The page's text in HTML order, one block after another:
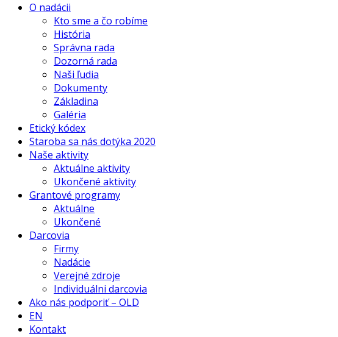
O nadácii
Kto sme a čo robíme
História
Správna rada
Dozorná rada
Naši ľudia
Dokumenty
Základina
Galéria
Etický kódex
Staroba sa nás dotýka 2020
Naše aktivity
Aktuálne aktivity
Ukončené aktivity
Grantové programy
Aktuálne
Ukončené
Darcovia
Firmy
Nadácie
Verejné zdroje
Individuálni darcovia
Ako nás podporiť – OLD
EN
Kontakt